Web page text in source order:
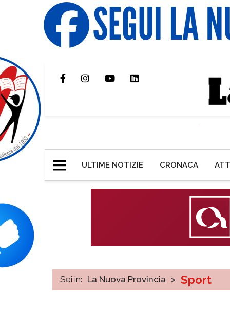
ULTIME NOTIZIE CRONACA
Sei in: La Nuova Provincia > Sport